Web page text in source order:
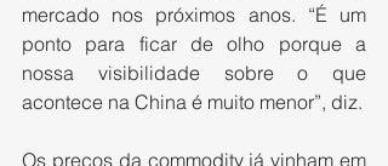
mercado nos próximos anos. “É um
ponto para ficar de olho porque a
nossa visibilidade sobre o que
acontece na China é muito menor”, diz.
Os preços da commodity já vinham em